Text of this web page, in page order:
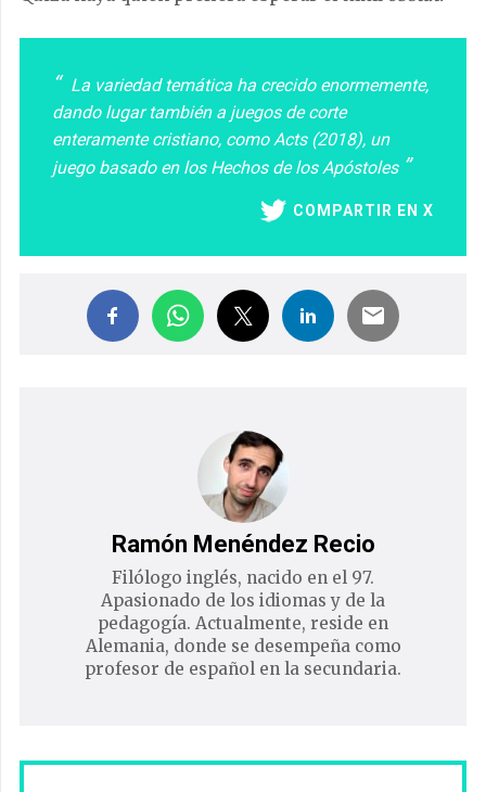
La variedad temática ha crecido enormemente,
dando lugar también a juegos de corte
enteramente cristiano, como Acts (2018), un
juego basado en los Hechos de los Apóstoles
COMPARTIR EN X
Ramón Menéndez Recio
Filólogo inglés, nacido en el 97.
Apasionado de los idiomas y de la
pedagogía. Actualmente, reside en
Alemania, donde se desempeña como
profesor de español en la secundaria.